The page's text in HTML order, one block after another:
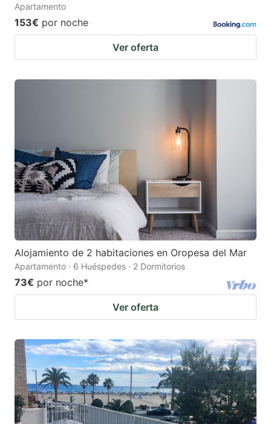
Apartamento
153€ por noche
Ver oferta
Alojamiento de 2 habitaciones en Oropesa del Mar
Apartamento · 6 Huéspedes · 2 Dormitorios
73€ por noche*
Ver oferta